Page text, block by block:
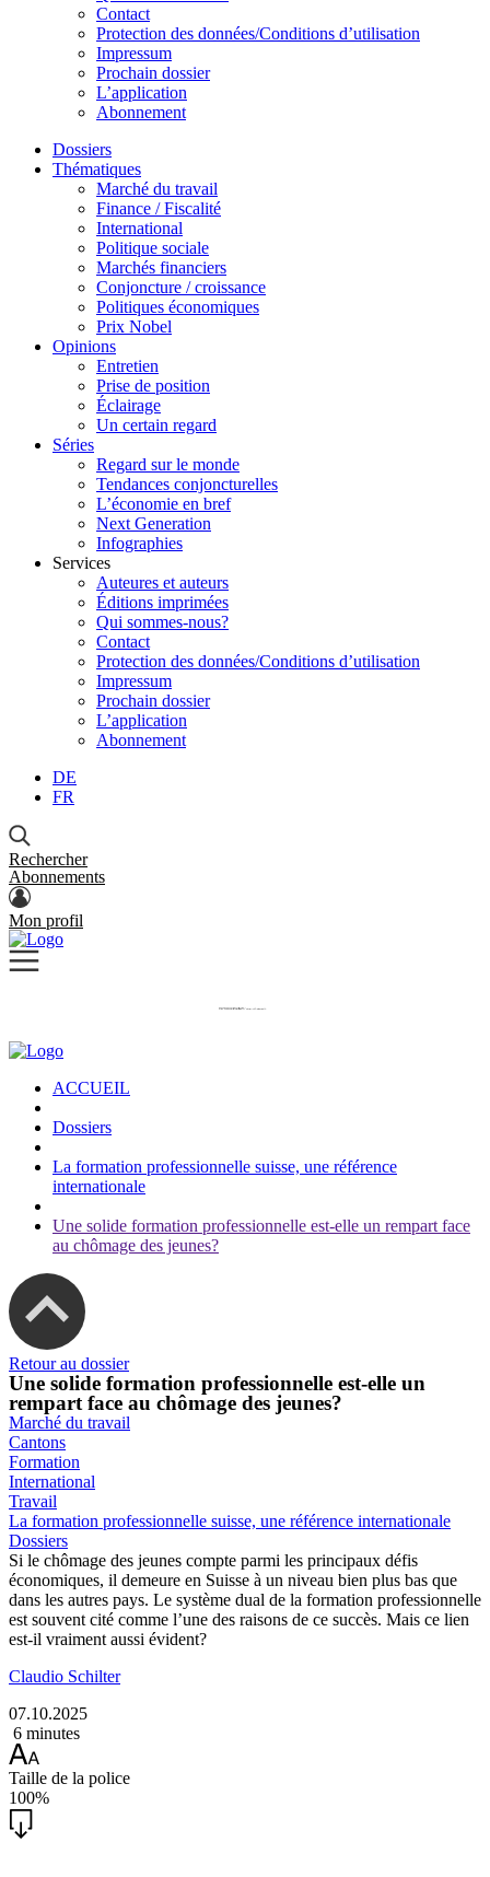
Contact
Protection des données/Conditions d’utilisation
Impressum
Prochain dossier
L’application
Abonnement
Dossiers
Thématiques
Marché du travail
Finance / Fiscalité
International
Politique sociale
Marchés financiers
Conjoncture / croissance
Politiques économiques
Prix Nobel
Opinions
Entretien
Prise de position
Éclairage
Un certain regard
Séries
Regard sur le monde
Tendances conjoncturelles
L’économie en bref
Next Generation
Infographies
Services
Auteures et auteurs
Éditions imprimées
Qui sommes-nous?
Contact
Protection des données/Conditions d’utilisation
Impressum
Prochain dossier
L’application
Abonnement
DE
FR
Rechercher
Abonnements
Mon profil
ACCUEIL
Dossiers
La formation professionnelle suisse, une référence
internationale
Une solide formation professionnelle est-elle un rempart face
au chômage des jeunes?
Retour au dossier
Une solide formation professionnelle est-elle un
rempart face au chômage des jeunes?
Marché du travail
Cantons
Formation
International
Travail
La formation professionnelle suisse, une référence internationale
Dossiers
Si le chômage des jeunes compte parmi les principaux défis
économiques, il demeure en Suisse à un niveau bien plus bas que
dans les autres pays. Le système dual de la formation professionnelle
est souvent cité comme l’une des raisons de ce succès. Mais ce lien
est-il vraiment aussi évident?
Claudio Schilter
07.10.2025
6 minutes
Taille de la police
100%